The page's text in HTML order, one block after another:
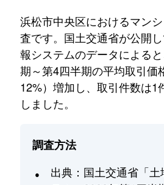
浜松市中央区におけるマン
査です。国土交通省が公開
報システムのデータによる
期～第4四半期の平均取引価
12%）増加し、取引件数は1
しました。
調査方法
出典：国土交通省「土